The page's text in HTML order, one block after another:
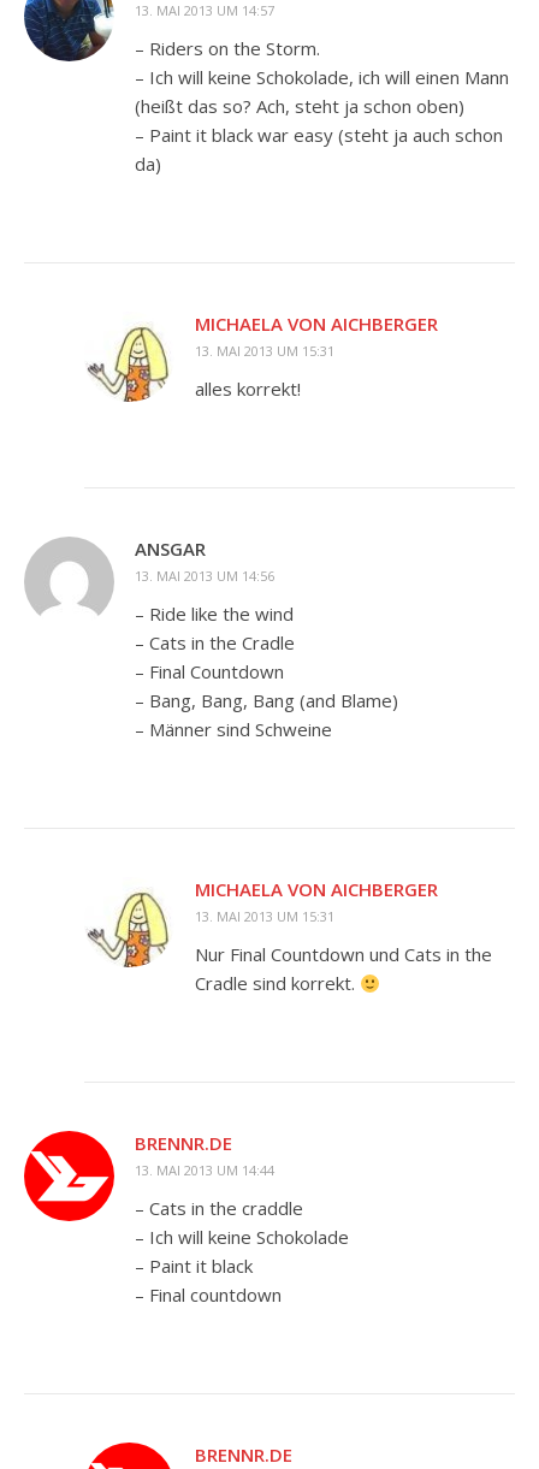
13. MAI 2013 UM 14:57
– Riders on the Storm.
– Ich will keine Schokolade, ich will einen Mann
(heißt das so? Ach, steht ja schon oben)
– Paint it black war easy (steht ja auch schon
da)
MICHAELA VON AICHBERGER
13. MAI 2013 UM 15:31
alles korrekt!
ANSGAR
13. MAI 2013 UM 14:56
– Ride like the wind
– Cats in the Cradle
– Final Countdown
– Bang, Bang, Bang (and Blame)
– Männer sind Schweine
MICHAELA VON AICHBERGER
13. MAI 2013 UM 15:31
Nur Final Countdown und Cats in the
Cradle sind korrekt.
BRENNR.DE
13. MAI 2013 UM 14:44
– Cats in the craddle
– Ich will keine Schokolade
– Paint it black
– Final countdown
BRENNR.DE